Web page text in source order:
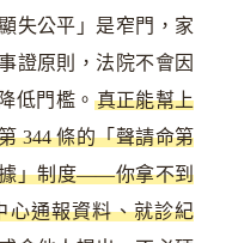
失公平」是窄門，家
證原則，法院不會因
低門檻。真正能幫上
344 條的「聲請命第
據」制度——你拿不到
心通報資料、就診紀